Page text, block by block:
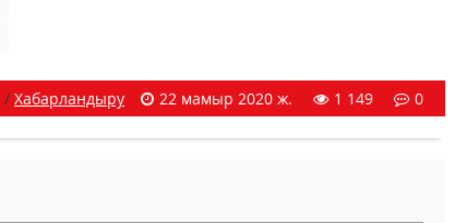
/ Хабарландыру 22 мамыр 2020 ж. 1 149 0